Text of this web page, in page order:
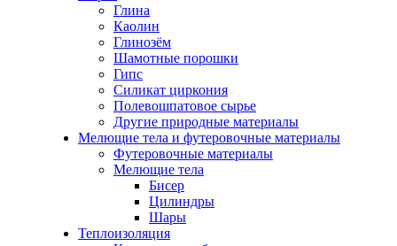
Глина
Каолин
Глинозём
Шамотные порошки
Гипс
Силикат циркония
Полевошпатовое сырье
Другие природные материалы
Мелющие тела и футеровочные материалы
Футеровочные материалы
Мелющие тела
Бисер
Цилиндры
Шары
Теплоизоляция